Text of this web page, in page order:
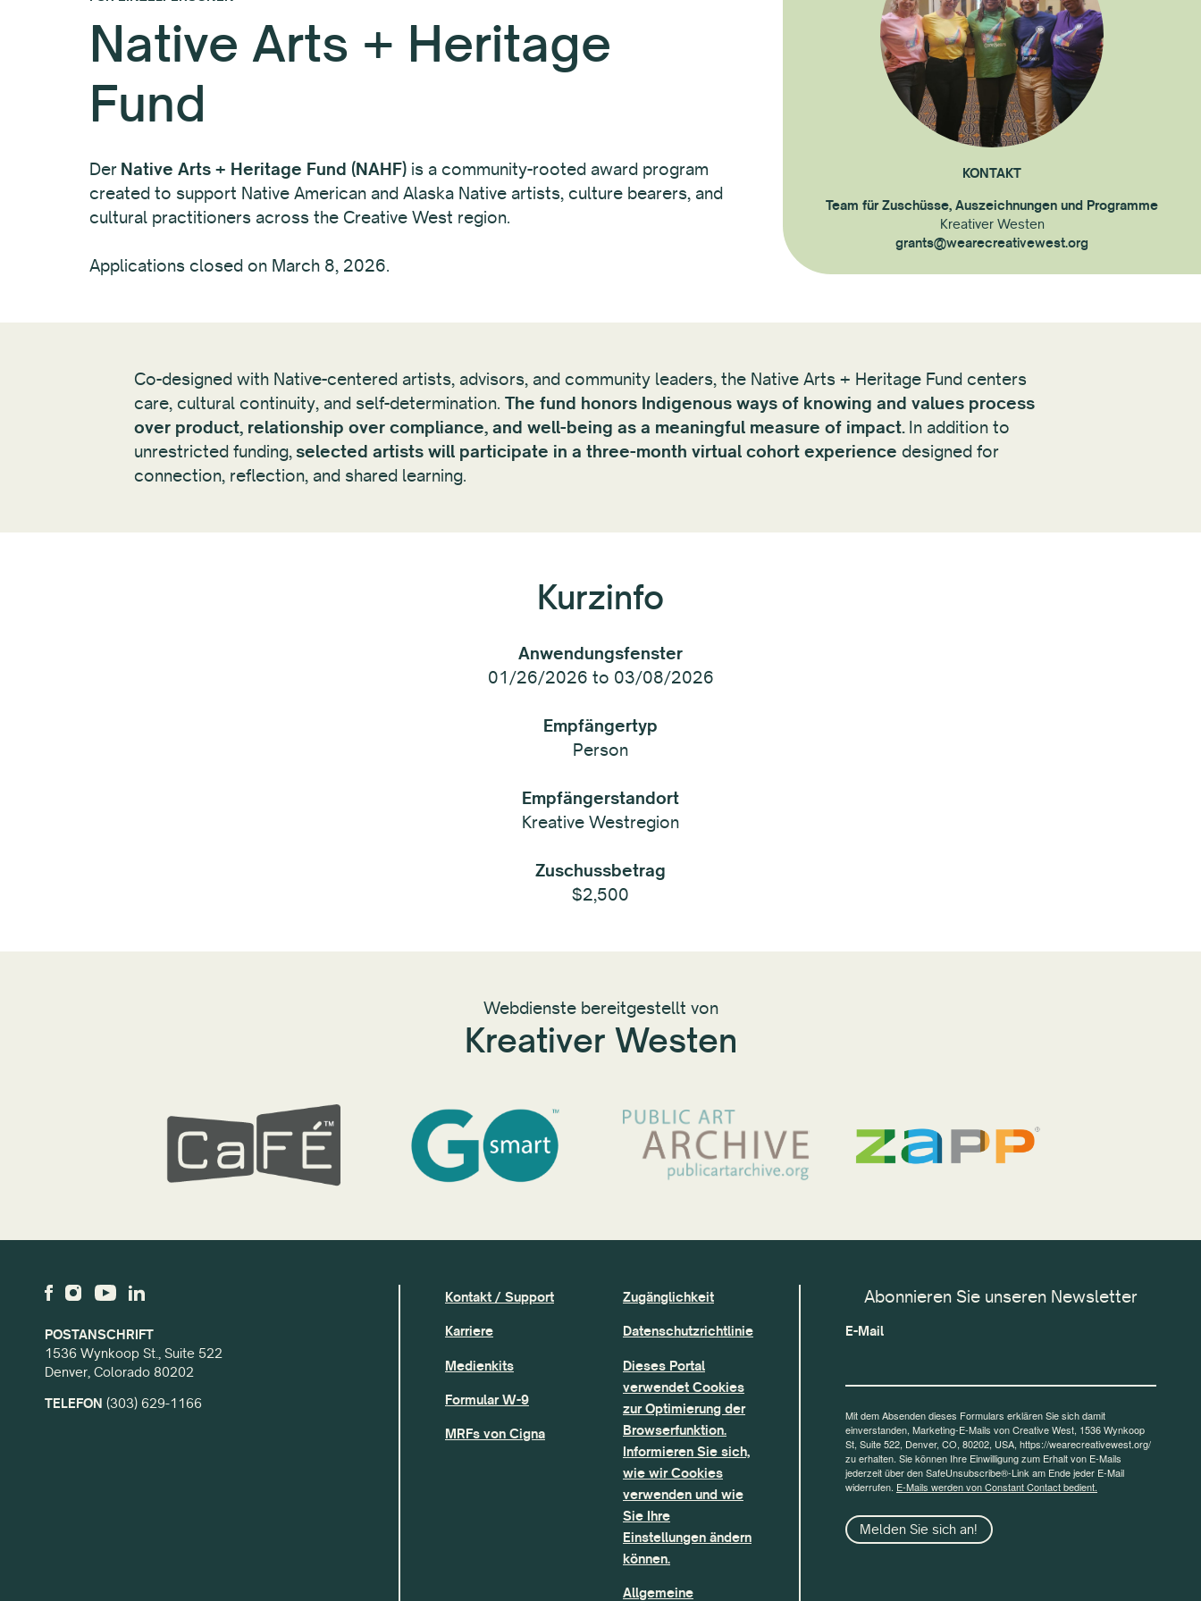
Native Arts + Heritage
Fund
Der Native Arts + Heritage Fund (NAHF) is a community-rooted award program
created to support Native American and Alaska Native artists, culture bearers, and
cultural practitioners across the Creative West region.
Applications closed on March 8, 2026.
KONTAKT
Team für Zuschüsse, Auszeichnungen und Programme
Kreativer Westen
grants@wearecreativewest.org
Co-designed with Native-centered artists, advisors, and community leaders, the Native Arts + Heritage Fund centers
care, cultural continuity, and self-determination. The fund honors Indigenous ways of knowing and values process
over product, relationship over compliance, and well-being as a meaningful measure of impact. In addition to
unrestricted funding,selected artists will participate in a three-month virtual cohort experience designed for
connection, reflection, and shared learning.
Kurzinfo
Anwendungsfenster
01/26/2026 to 03/08/2026
Empfängertyp
Person
Empfängerstandort
Kreative Westregion
Zuschussbetrag
$2,500
Webdienste bereitgestellt von
Kreativer Westen
POSTANSCHRIFT
1536 Wynkoop St., Suite 522
Denver, Colorado 80202
TELEFON (303) 629-1166
Kontakt / Support
Karriere
Medienkits
Formular W-9
MRFs von Cigna
Zugänglichkeit
Datenschutzrichtlinie
Dieses Portal
verwendet Cookies
zur Optimierung der
Browserfunktion.
Informieren Sie sich,
wie wir Cookies
verwenden und wie
Sie Ihre
Einstellungen ändern
können.
Allgemeine
Abonnieren Sie unseren Newsletter
E-Mail
Mit dem Absenden dieses Formulars erklären Sie sich damit
einverstanden, Marketing-E-Mails von Creative West, 1536 Wynkoop
St, Suite 522, Denver, CO, 80202, USA, https://wearecreativewest.org/
zu erhalten. Sie können Ihre Einwilligung zum Erhalt von E-Mails
jederzeit über den SafeUnsubscribe®-Link am Ende jeder E-Mail
widerrufen. E-Mails werden von Constant Contact bedient.
Melden Sie sich an!